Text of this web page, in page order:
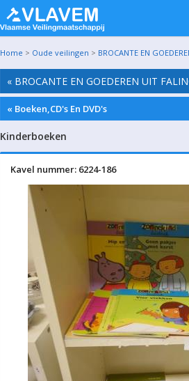
Home > Oude veilingen > BROCANTE EN
« BROCANTE EN GOEDEREN UIT
« Boeken,CD's En DVD's
Kinderboeken
Kavel nummer: 6224-186